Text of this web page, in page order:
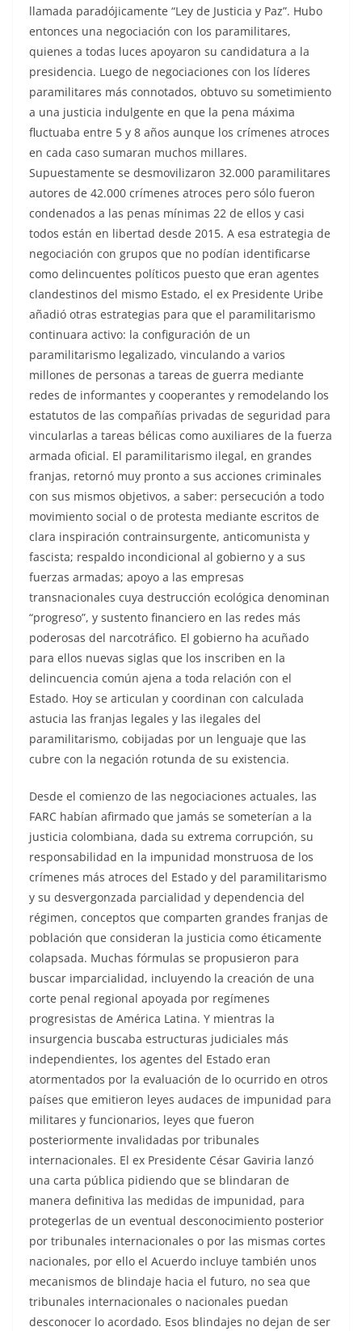
llamada paradójicamente “Ley de Justicia y Paz”. Hubo
entonces una negociación con los paramilitares,
quienes a todas luces apoyaron su candidatura a la
presidencia. Luego de negociaciones con los líderes
paramilitares más connotados, obtuvo su sometimiento
a una justicia indulgente en que la pena máxima
fluctuaba entre 5 y 8 años aunque los crímenes atroces
en cada caso sumaran muchos millares.
Supuestamente se desmovilizaron 32.000 paramilitares
autores de 42.000 crímenes atroces pero sólo fueron
condenados a las penas mínimas 22 de ellos y casi
todos están en libertad desde 2015. A esa estrategia de
negociación con grupos que no podían identificarse
como delincuentes políticos puesto que eran agentes
clandestinos del mismo Estado, el ex Presidente Uribe
añadió otras estrategias para que el paramilitarismo
continuara activo: la configuración de un
paramilitarismo legalizado, vinculando a varios
millones de personas a tareas de guerra mediante
redes de informantes y cooperantes y remodelando los
estatutos de las compañías privadas de seguridad para
vincularlas a tareas bélicas como auxiliares de la fuerza
armada oficial. El paramilitarismo ilegal, en grandes
franjas, retornó muy pronto a sus acciones criminales
con sus mismos objetivos, a saber: persecución a todo
movimiento social o de protesta mediante escritos de
clara inspiración contrainsurgente, anticomunista y
fascista; respaldo incondicional al gobierno y a sus
fuerzas armadas; apoyo a las empresas
transnacionales cuya destrucción ecológica denominan
“progreso”, y sustento financiero en las redes más
poderosas del narcotráfico. El gobierno ha acuñado
para ellos nuevas siglas que los inscriben en la
delincuencia común ajena a toda relación con el
Estado. Hoy se articulan y coordinan con calculada
astucia las franjas legales y las ilegales del
paramilitarismo, cobijadas por un lenguaje que las
cubre con la negación rotunda de su existencia.
Desde el comienzo de las negociaciones actuales, las
FARC habían afirmado que jamás se someterían a la
justicia colombiana, dada su extrema corrupción, su
responsabilidad en la impunidad monstruosa de los
crímenes más atroces del Estado y del paramilitarismo
y su desvergonzada parcialidad y dependencia del
régimen, conceptos que comparten grandes franjas de
población que consideran la justicia como éticamente
colapsada. Muchas fórmulas se propusieron para
buscar imparcialidad, incluyendo la creación de una
corte penal regional apoyada por regímenes
progresistas de América Latina. Y mientras la
insurgencia buscaba estructuras judiciales más
independientes, los agentes del Estado eran
atormentados por la evaluación de lo ocurrido en otros
países que emitieron leyes audaces de impunidad para
militares y funcionarios, leyes que fueron
posteriormente invalidadas por tribunales
internacionales. El ex Presidente César Gaviria lanzó
una carta pública pidiendo que se blindaran de
manera definitiva las medidas de impunidad, para
protegerlas de un eventual desconocimiento posterior
por tribunales internacionales o por las mismas cortes
nacionales, por ello el Acuerdo incluye también unos
mecanismos de blindaje hacia el futuro, no sea que
tribunales internacionales o nacionales puedan
desconocer lo acordado. Esos blindajes no dejan de ser